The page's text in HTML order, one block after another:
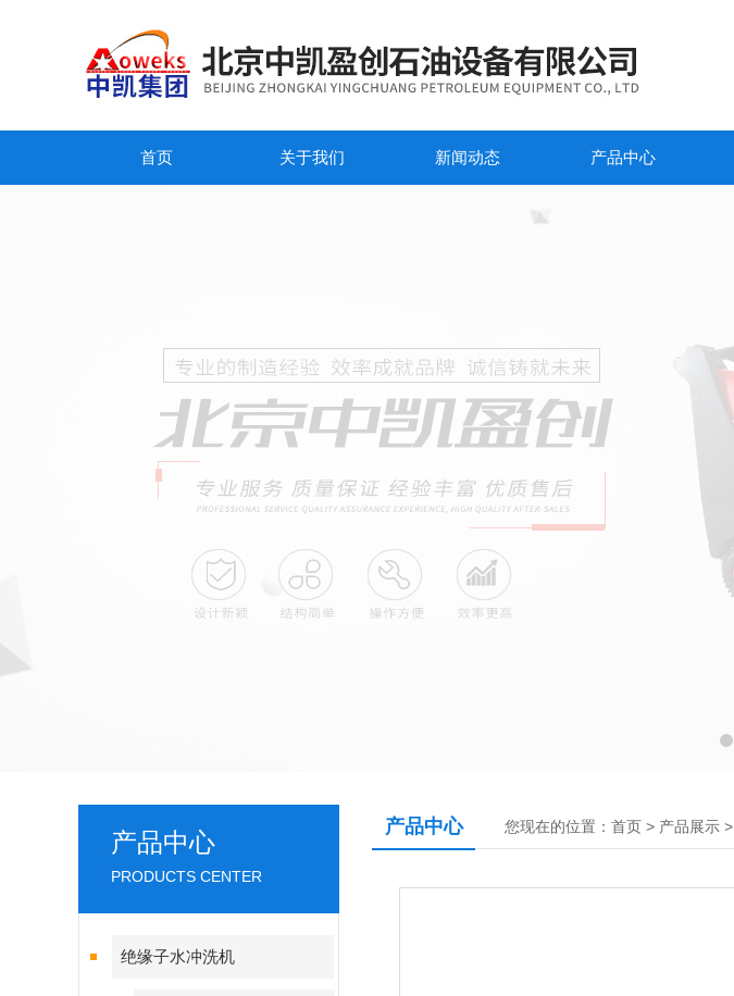
首页 关于我们 新闻动态 产品中心
产品中心
PRODUCTS CENTER
绝缘子水冲洗机
产品中心 您现在的位置： 首页 > 产品展示 >